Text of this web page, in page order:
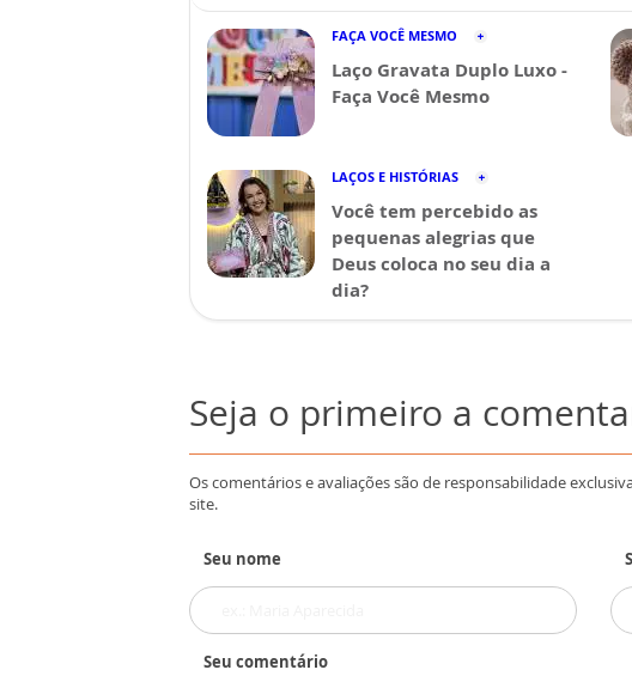
FAÇA VOCÊ MESMO
Laço Gravata Duplo Luxo -
Faça Você Mesmo
LAÇOS E HISTÓRIAS
Você tem percebido as
pequenas alegrias que
Deus coloca no seu dia a
dia?
Seja o primeiro a
Os comentários e avaliações são de responsabilidade
site.
Seu nome
Seu comentário